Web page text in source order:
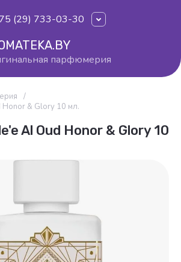
(29) 733-03-30
парфюмерия
/
Honor & Glory 10 мл.
Al Oud Honor & Glory 10